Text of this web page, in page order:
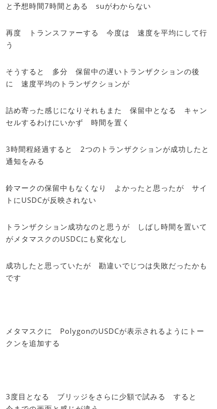
と予想時間7時間とある suがわからない
再度 トランスファーする 今度は 速度を平均にして行
う
そうすると 多分 保留中の遅いトランザクションの後
に 速度平均のトランザクションが
詰め寄った感じになりそれもまた 保留中となる キャン
セルするわけにいかず 時間を置く
3時間程経過すると 2つのトランザクションが成功したと
通知をみる
鈴マークの保留中もなくなり よかったと思ったが サイ
トにUSDCが反映されない
トランザクション成功なのと思うが しばし時間を置いて
がメタマスクのUSDCにも変化なし
成功したと思っていたが 勘違いでじつは失敗だったかも
です
メタマスクに PolygonのUSDCが表示されるようにトー
クンを追加する
3度目となる ブリッジをさらに少額で試みる すると